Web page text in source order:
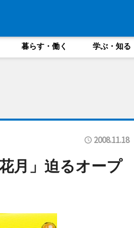
暮らす・働く 学ぶ・知る
2008.11.18
月」迫るオープ